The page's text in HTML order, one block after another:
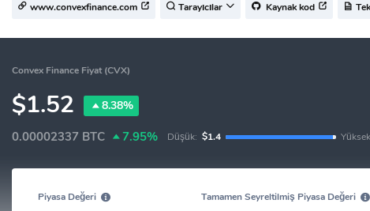
www.convexfinance.com Tarayıcılar Kaynak kod
Convex Finance Fiyat (CVX)
$1.52 8.38%
0.00002337 BTC 7.95% Düşük: $1.4
Piyasa Değeri Tamamen Seyreltilmiş Piyasa Değeri